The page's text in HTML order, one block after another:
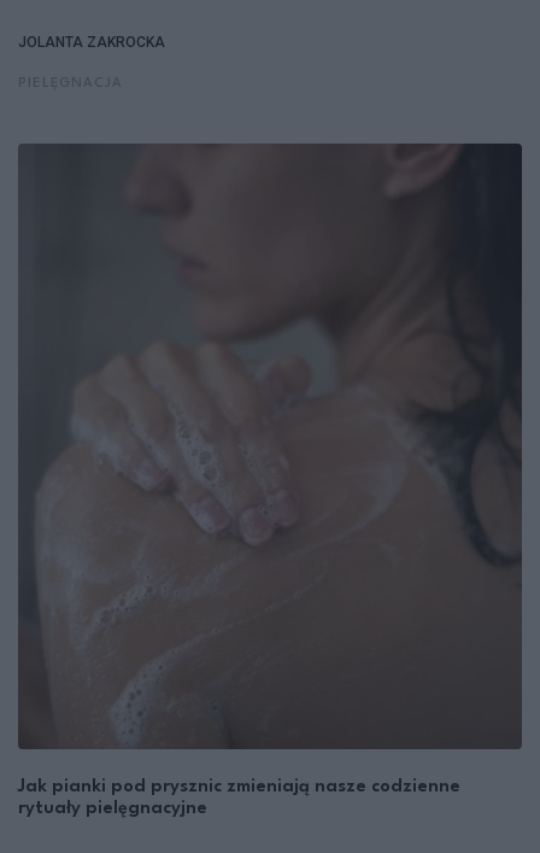
JOLANTA ZAKROCKA
Jak pianki pod prysznic zmieniają nasze codzienne
rytuały pielęgnacyjne